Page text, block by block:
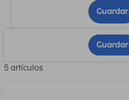
Guardar
Guardar
5 artículos